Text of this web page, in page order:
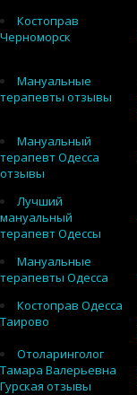
Костоправ
Черноморск
Мануальные
терапевты отзывы
Мануальный
терапевт Одесса
отзывы
Лучший
мануальный
терапевт Одессы
Мануальные
терапевты Одесса
Костоправ Одесса
Таирово
Отоларинголог
Тамара Валерьевна
Гурская отзывы